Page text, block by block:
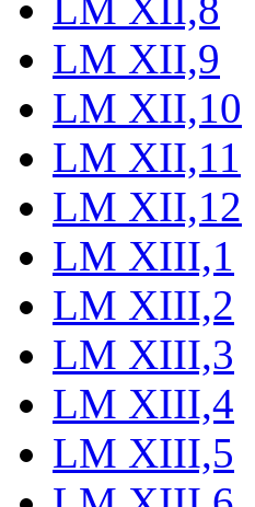
LM XII,9
LM XII,10
LM XII,11
LM XII,12
LM XIII,1
LM XIII,2
LM XIII,3
LM XIII,4
LM XIII,5